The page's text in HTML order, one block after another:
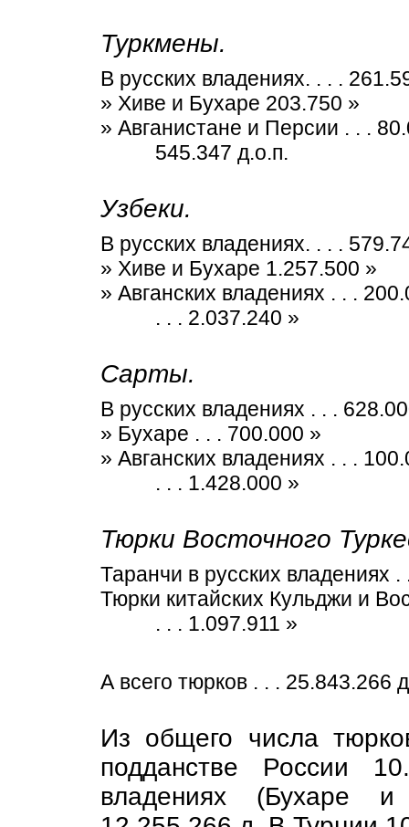
Туркмены.
В русских владениях. . . .
» Хиве и Бухаре 203.750 »
» Авганистане и Персии . . .
545.347 д.о.п.
Узбеки.
В русских владениях. . . .
» Хиве и Бухаре 1.257.500 »
» Авганских владениях . . .
. . . 2.037.240 »
Сарты.
В русских владениях . . .
» Бухаре . . . 700.000 »
» Авганских владениях . . .
. . . 1.428.000 »
Тюрки Восточного
Таранчи в русских владениях .
Тюрки китайских Кульджи и
. . . 1.097.911 »
А всего тюрков . . . 25.843.266
Из общего числа
подданстве России
владениях (Бухаре